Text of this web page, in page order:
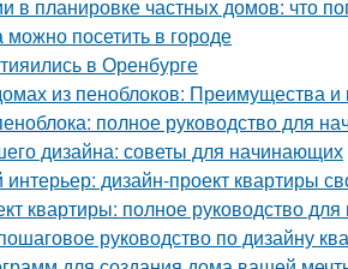
в планировке частных домов: что
посетить в городе
в Оренбурге
из пеноблоков: Преимущества и
полное руководство для
дизайна: советы для начинающих
дизайн-проект квартиры
квартиры: полное руководство
руководство по дизайну